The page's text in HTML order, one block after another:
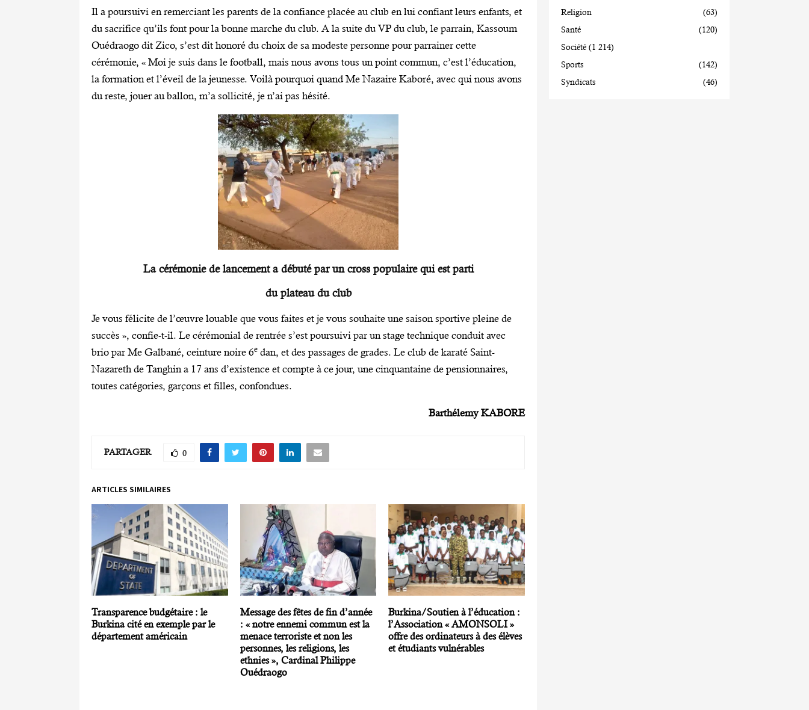
Il a poursuivi en remerciant les parents de la confiance placée au club en lui confiant leurs enfants, et
du sacrifice qu’ils font pour la bonne marche du club. A la suite du VP du club, le parrain, Kassoum
Ouédraogo dit Zico, s’est dit honoré du choix de sa modeste personne pour parrainer cette
cérémonie, « Moi je suis dans le football, mais nous avons tous un point commun, c’est l’éducation,
la formation et l’éveil de la jeunesse. Voilà pourquoi quand Me Nazaire Kaboré, avec qui nous avons
du reste, jouer au ballon, m’a sollicité, je n’ai pas hésité.
La cérémonie de lancement a débuté par un cross populaire qui est parti
du plateau du club
Je vous félicite de l’œuvre louable que vous faites et je vous souhaite une saison sportive pleine de
succès », confie-t-il. Le cérémonial de rentrée s’est poursuivi par un stage technique conduit avec
brio par Me Galbané, ceinture noire 6e dan, et des passages de grades. Le club de karaté Saint-
Nazareth de Tanghin a 17 ans d’existence et compte à ce jour, une cinquantaine de pensionnaires,
toutes catégories, garçons et filles, confondues.
Barthélemy KABORE
PARTAGER 0
ARTICLES SIMILAIRES
Transparence budgétaire : le
Burkina cité en exemple par le
département américain
Message des fêtes de fin d’année
: « notre ennemi commun est la
menace terroriste et non les
personnes, les religions, les
ethnies », Cardinal Philippe
Ouédraogo
Burkina/Soutien à l’éducation :
l’Association « AMONSOLI »
offre des ordinateurs à des élèves
et étudiants vulnérables
Religion
(63)
Santé
(120)
Société (1 214)
Sports
(142)
Syndicats
(46)